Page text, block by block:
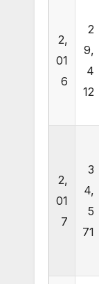
2,
01
6
2
9,
4
12
2,
01
7
3
4,
5
71